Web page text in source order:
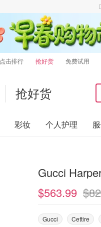
点击排行 抢好货 免费试用
抢好货
彩妆 个人护理
Gucci
$563.99
Gucci Cettire